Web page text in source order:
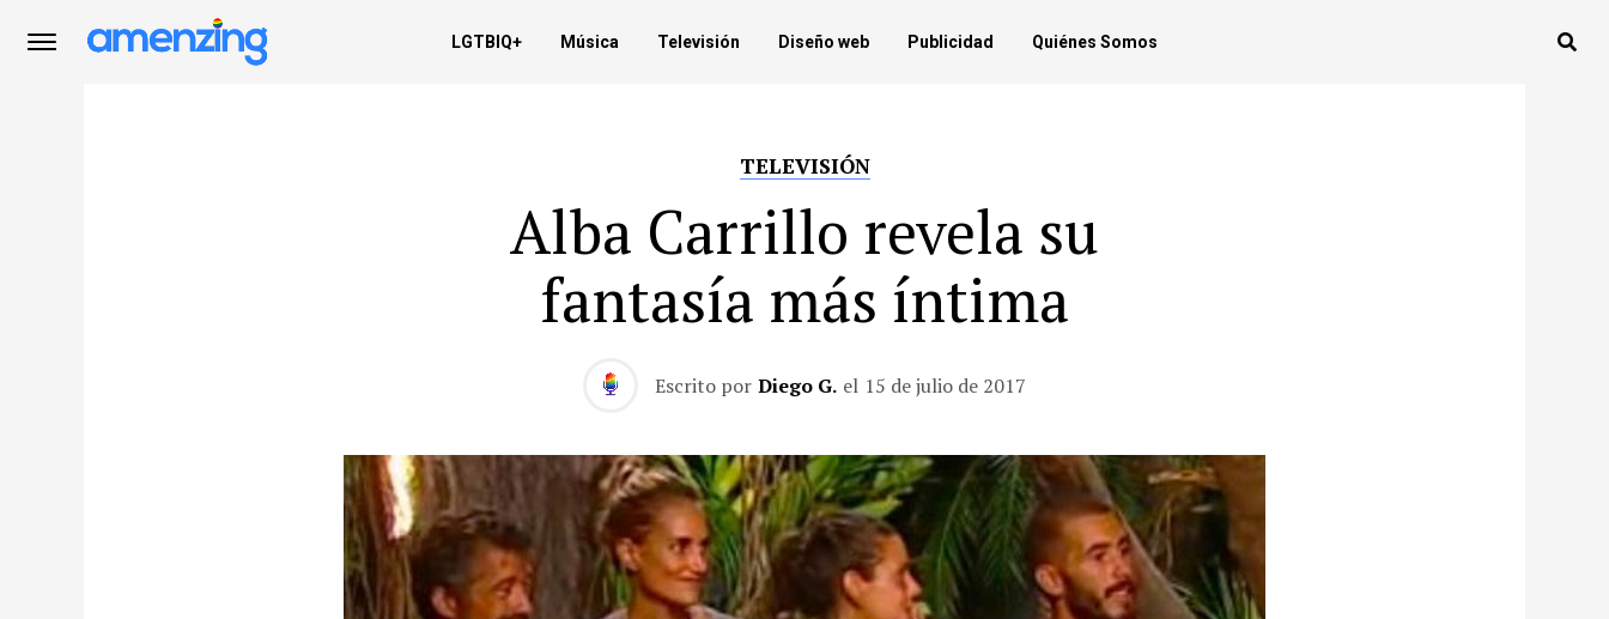
LGTBIQ+ Música Televisión Diseño web Publicidad Quiénes Somos
TELEVISIÓN
Alba Carrillo revela su
fantasía más íntima
Escrito por Diego G. el 15 de julio de 2017